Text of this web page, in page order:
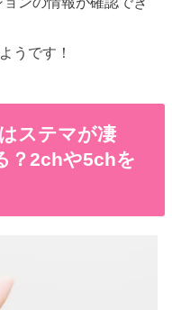
うです！
ステマが凄
？2chや5chを